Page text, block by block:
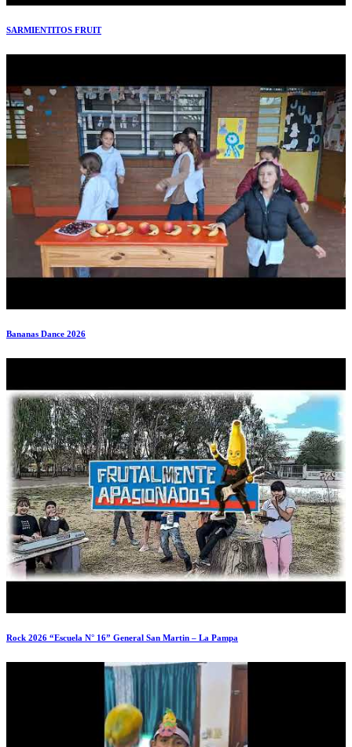
SARMIENTITOS FRUIT
Bananas Dance 2026
Rock 2026 “Escuela N° 16” General San Martin – La Pampa